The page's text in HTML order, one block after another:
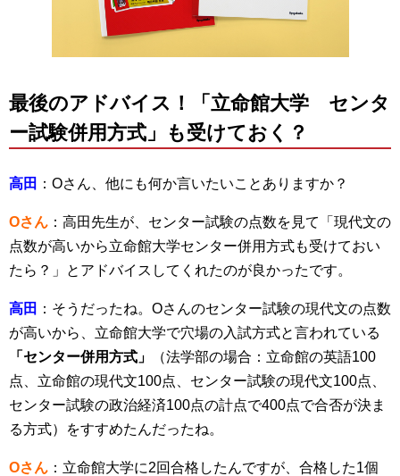
最後のアドバイス！「立命館大学 センタ
ー試験併用方式」も受けておく？
高田 ：Oさん、他にも何か言いたいことありますか？
Oさん ：高田先生が、センター試験の点数を見て「現代文の
点数が高いから立命館大学センター併用方式も受けておい
たら？」とアドバイスしてくれたのが良かったです。
高田 ：そうだったね。Oさんのセンター試験の現代文の点数
が高いから、立命館大学で穴場の入試方式と言われている
「センター併用方式」
（法学部の場合：立命館の英語100
点、立命館の現代文100点、センター試験の現代文100点、
センター試験の政治経済100点の計点で400点で合否が決ま
る方式）をすすめたんだったね。
Oさん ：立命館大学に2回合格したんですが、合格した1個